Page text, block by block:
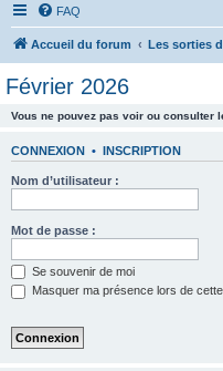
FAQ
Accueil du forum Les sorties
Février 2026
Vous ne pouvez pas voir ou consulter
CONNEXION • INSCRIPTION
Nom d’utilisateur :
Mot de passe :
Se souvenir de moi
Masquer ma présence lors de